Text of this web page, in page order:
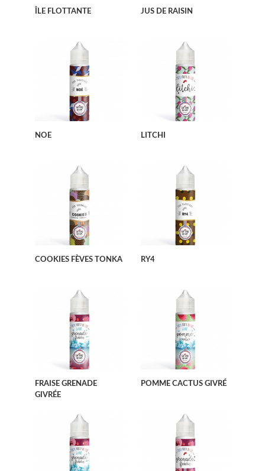
ÎLE FLOTTANTE JUS DE RAISIN
NOE LITCHI
COOKIES FÈVES TONKA RY4
FRAISE GRENADE
GIVRÉE
POMME CACTUS GIVRÉ